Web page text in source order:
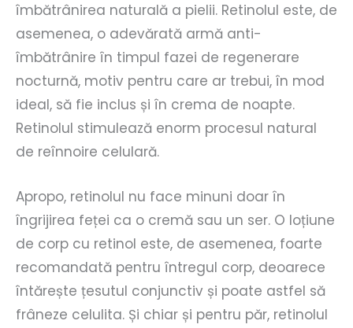
îmbătrânirea naturală a pielii. Retinolul este, de
asemenea, o adevărată armă anti-
îmbătrânire în timpul fazei de regenerare
nocturnă, motiv pentru care ar trebui, în mod
ideal, să fie inclus și în crema de noapte.
Retinolul stimulează enorm procesul natural
de reînnoire celulară.
Apropo, retinolul nu face minuni doar în
îngrijirea feței ca o cremă sau un ser. O loțiune
de corp cu retinol este, de asemenea, foarte
recomandată pentru întregul corp, deoarece
întărește țesutul conjunctiv și poate astfel să
frâneze celulita. Și chiar și pentru păr, retinolul